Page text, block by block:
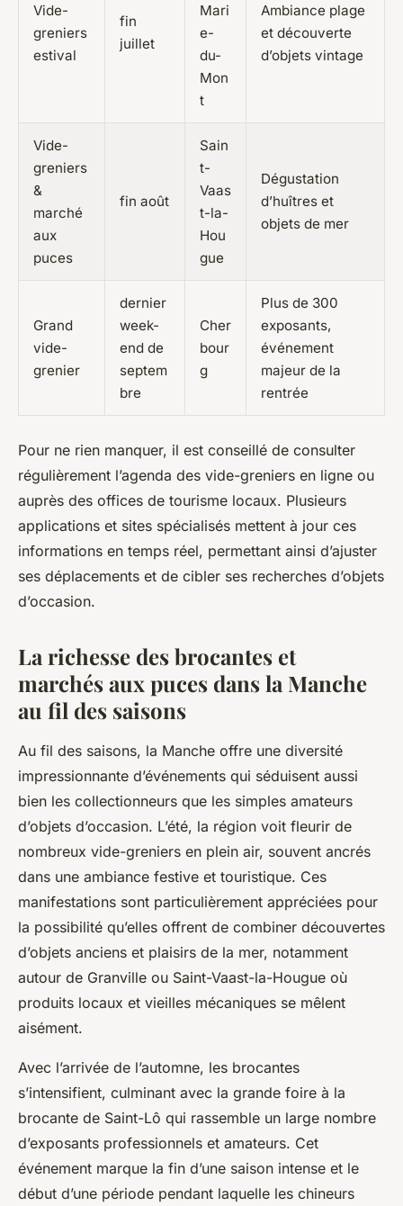
Vide-
greniers
estival
fin
juillet
Mari
e-
du-
Mon
t
Ambiance plage
et découverte
d’objets vintage
Vide-
greniers
&
marché
aux
puces
fin août
Sain
t-
Vaas
t-la-
Hou
gue
Dégustation
d’huîtres et
objets de mer
Grand
vide-
grenier
dernier
week-
end de
septem
bre
Cher
bour
g
Plus de 300
exposants,
événement
majeur de la
rentrée
Pour ne rien manquer, il est conseillé de consulter
régulièrement l’agenda des vide-greniers en ligne ou
auprès des offices de tourisme locaux. Plusieurs
applications et sites spécialisés mettent à jour ces
informations en temps réel, permettant ainsi d’ajuster
ses déplacements et de cibler ses recherches d’objets
d’occasion.
La richesse des brocantes et
marchés aux puces dans la Manche
au fil des saisons
Au fil des saisons, la Manche offre une diversité
impressionnante d’événements qui séduisent aussi
bien les collectionneurs que les simples amateurs
d’objets d’occasion. L’été, la région voit fleurir de
nombreux vide-greniers en plein air, souvent ancrés
dans une ambiance festive et touristique. Ces
manifestations sont particulièrement appréciées pour
la possibilité qu’elles offrent de combiner découvertes
d’objets anciens et plaisirs de la mer, notamment
autour de Granville ou Saint-Vaast-la-Hougue où
produits locaux et vieilles mécaniques se mêlent
aisément.
Avec l’arrivée de l’automne, les brocantes
s’intensifient, culminant avec la grande foire à la
brocante de Saint-Lô qui rassemble un large nombre
d’exposants professionnels et amateurs. Cet
événement marque la fin d’une saison intense et le
début d’une période pendant laquelle les chineurs